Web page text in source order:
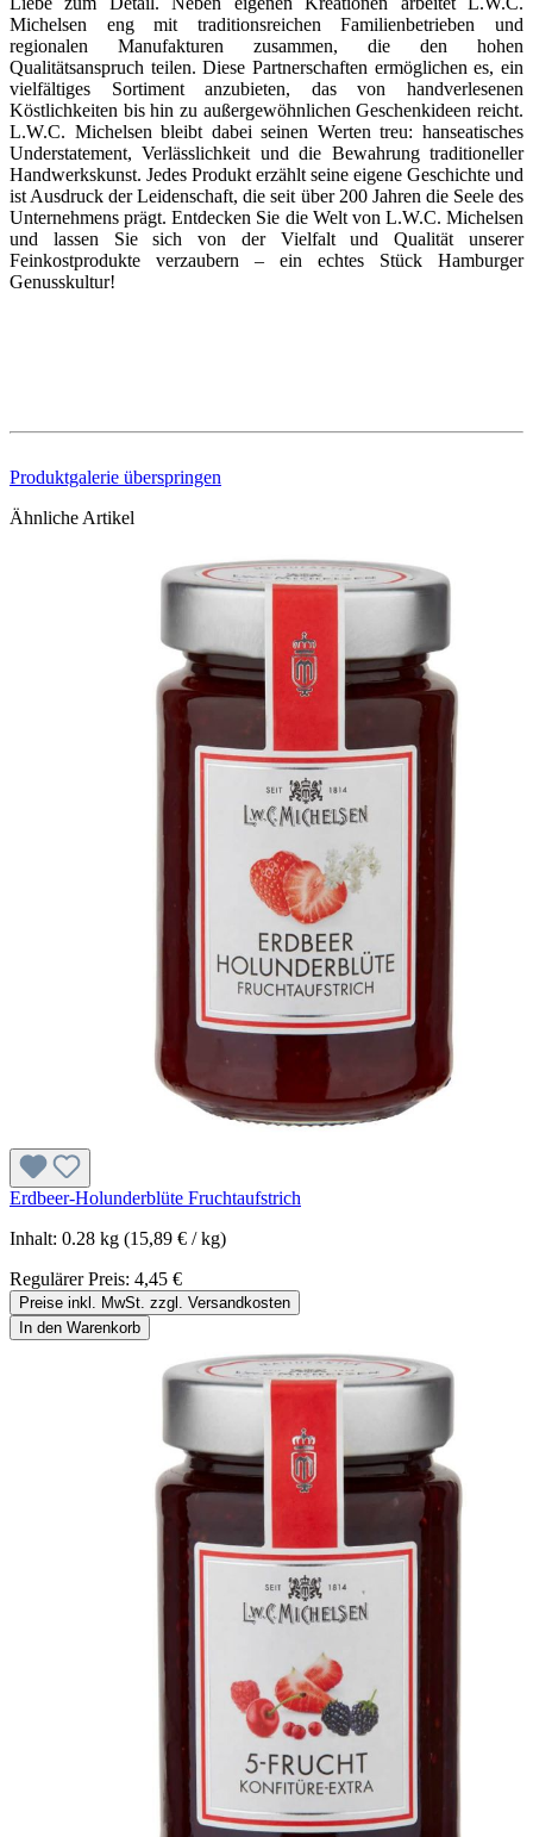
Michelsen eng mit traditionsreichen Familienbetrieben und
regionalen Manufakturen zusammen, die den hohen
Qualitätsanspruch teilen. Diese Partnerschaften ermöglichen es, ein
vielfältiges Sortiment anzubieten, das von handverlesenen
Köstlichkeiten bis hin zu außergewöhnlichen Geschenkideen reicht.
L.W.C. Michelsen bleibt dabei seinen Werten treu: hanseatisches
Understatement, Verlässlichkeit und die Bewahrung traditioneller
Handwerkskunst. Jedes Produkt erzählt seine eigene Geschichte und
ist Ausdruck der Leidenschaft, die seit über 200 Jahren die Seele des
Unternehmens prägt. Entdecken Sie die Welt von L.W.C. Michelsen
und lassen Sie sich von der Vielfalt und Qualität unserer
Feinkostprodukte verzaubern – ein echtes Stück Hamburger
Genusskultur!
Produktgalerie überspringen
Ähnliche Artikel
Erdbeer-Holunderblüte Fruchtaufstrich
Inhalt: 0.28 kg (15,89 € / kg)
Regulärer Preis: 4,45 €
Preise inkl. MwSt. zzgl. Versandkosten
In den Warenkorb